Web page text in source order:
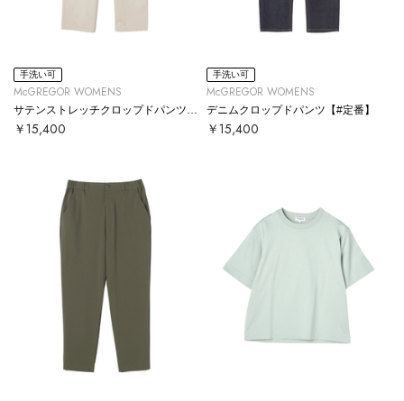
手洗い可
McGREGOR WOMENS
サテンストレッチクロップドパンツ【#定番】
￥15,400
手洗い可
McGREGOR WOMENS
デニムクロップドパンツ【#定番】
￥15,400